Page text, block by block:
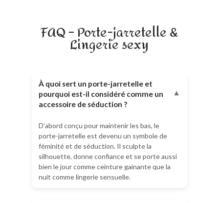
FAQ – Porte-jarretelle &
Lingerie sexy
À quoi sert un porte-jarretelle et
pourquoi est-il considéré comme un
accessoire de séduction ?
▼
D’abord conçu pour maintenir les bas, le
porte-jarretelle est devenu un symbole de
féminité et de séduction. Il sculpte la
silhouette, donne confiance et se porte aussi
bien le jour comme ceinture gainante que la
nuit comme lingerie sensuelle.